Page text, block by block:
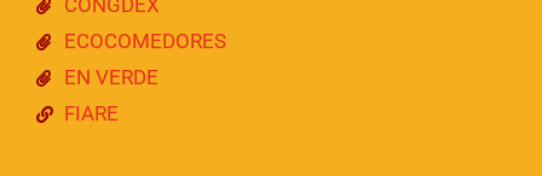
CONGDEX
ECOCOMEDORES
EN VERDE
FIARE